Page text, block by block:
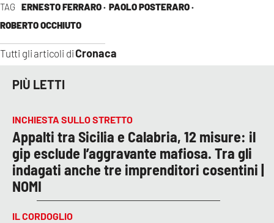
TAG ERNESTO FERRARO · PAOLO POSTERARO ·
ROBERTO OCCHIUTO
Tutti gli articoli diCronaca
PIÙ LETTI
INCHIESTA SULLO STRETTO
Appalti tra Sicilia e Calabria, 12 misure: il
gip esclude l’aggravante mafiosa. Tra gli
indagati anche tre imprenditori cosentini |
NOMI
IL CORDOGLIO